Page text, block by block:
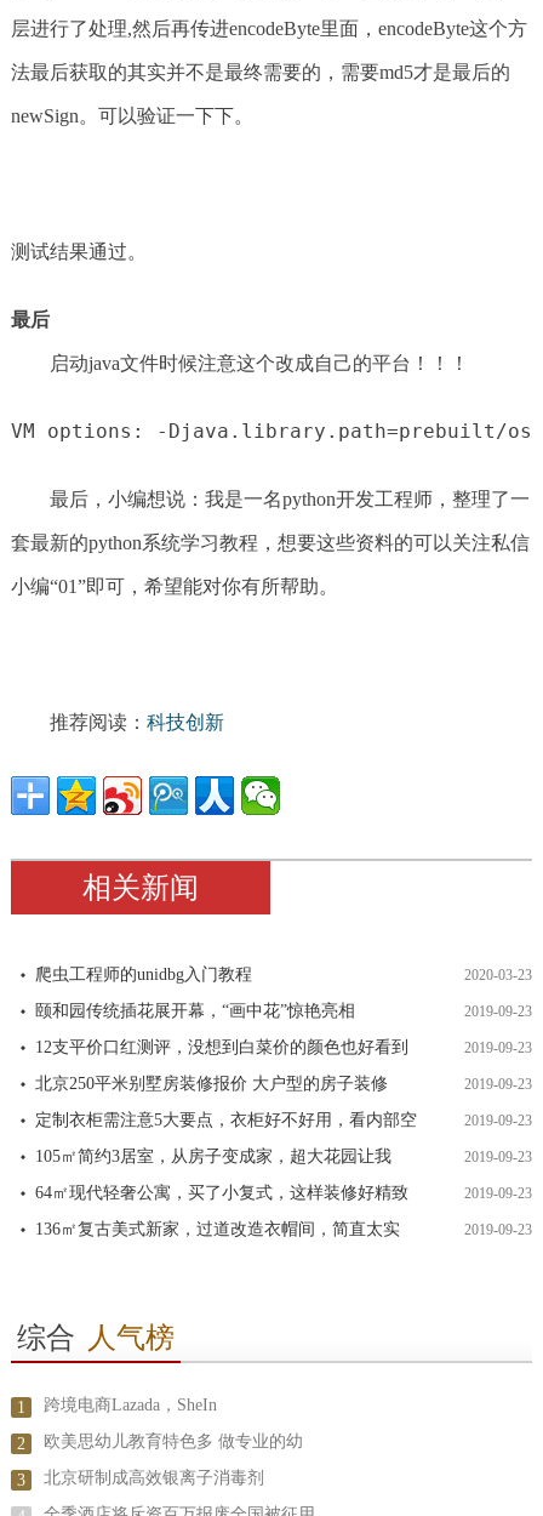
层进行了处理,然后再传进encodeByte里面，encodeByte这个方
法最后获取的其实并不是最终需要的，需要md5才是最后的
newSign。可以验证一下下。
测试结果通过。
最后
启动java文件时候注意这个改成自己的平台！！！
VM options: -Djava.library.path=prebuilt/os
最后，小编想说：我是一名python开发工程师，整理了一
套最新的python系统学习教程，想要这些资料的可以关注私信
小编“01”即可，希望能对你有所帮助。
推荐阅读： 科技创新
相关新闻
爬虫工程师的unidbg入门教程 2020-03-23
颐和园传统插花展开幕，“画中花”惊艳亮相 2019-09-23
12支平价口红测评，没想到白菜价的颜色也好看到 2019-09-23
北京250平米别墅房装修报价 大户型的房子装修 2019-09-23
定制衣柜需注意5大要点，衣柜好不好用，看内部空 2019-09-23
105㎡简约3居室，从房子变成家，超大花园让我 2019-09-23
64㎡现代轻奢公寓，买了小复式，这样装修好精致 2019-09-23
136㎡复古美式新家，过道改造衣帽间，简直太实 2019-09-23
综合 人气榜
1 跨境电商Lazada，SheIn
2 欧美思幼儿教育特色多 做专业的幼
3 北京研制成高效银离子消毒剂